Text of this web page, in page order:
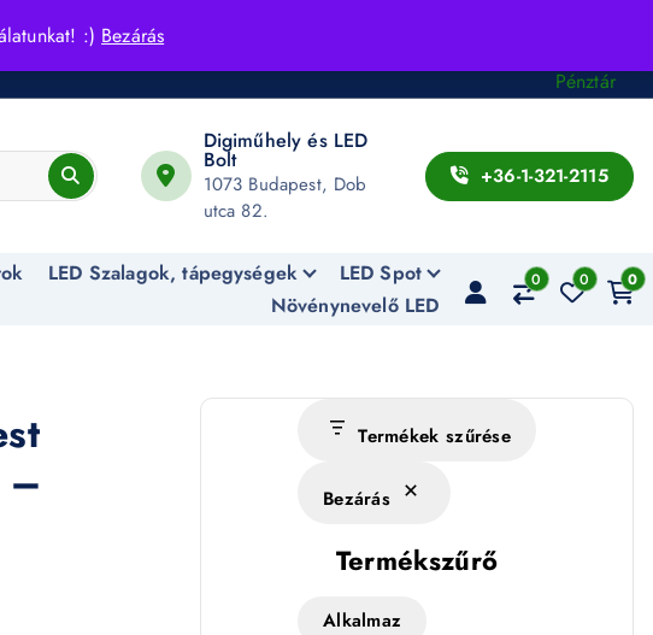
:) Bezárás
Pénztár
Digiműhely és LED
Bolt
1073 Budapest, Dob
utca 82.
+36-1-321-2115
LED Szalagok, tápegységek
LED Spot
Növénynevelő LED
0 0 0
–
Termékek szűrése
Bezárás
Termékszűrő
Alkalmaz